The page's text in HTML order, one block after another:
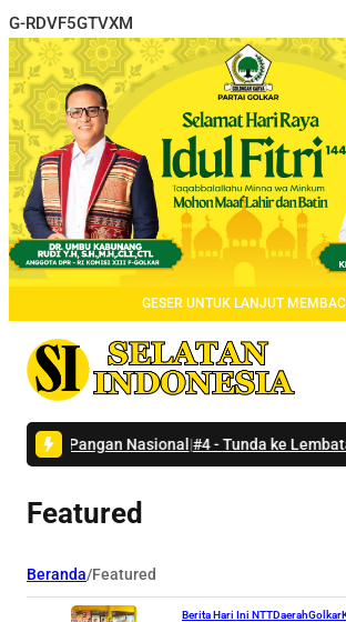
G-RDVF5GTVXM
GESER UNTUK LANJUT
Pangan Nasional|#4 -Tunda ke Lembata
Featured
Beranda/Featured
Berita Hari Ini NTTDaerahGolkar